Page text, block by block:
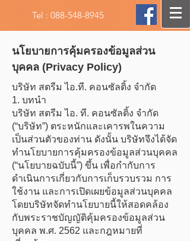
Tel : 088-548-8945
นโยบายการคุ้มครองข้อมูลส่วน
บุคคล (Privacy Policy)
บริษัท สตรีม ไอ.ที. คอนซัลติ้ง จำกัด
1. บทนำ
บริษัท สตรีม ไอ. ที. คอนซัลติ้ง จำกัด
(“บริษัท”) ตระหนักและเคารพในความ
เป็นส่วนตัวของท่าน ดังนั้น บริษัทจึงได้จัด
ทำนโยบายการคุ้มครองข้อมูลส่วนบุคคล
(“นโยบายฉบับนี้”) ขึ้น เพื่อกำกับการ
ดำเนินการเกี่ยวกับการเก็บรวบรวม การ
ใช้งาน และการเปิดเผยข้อมูลส่วนบุคคล
โดยบริษัทจัดทำนโยบายนี้ให้สอดคล้อง
กับพระราชบัญญัติคุ้มครองข้อมูลส่วน
บุคคล พ.ศ. 2562 และกฎหมายที่